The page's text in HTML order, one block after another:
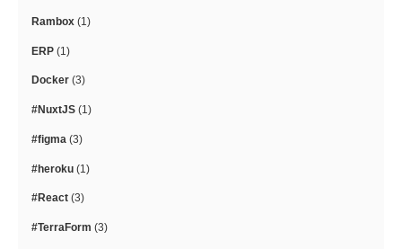
Rambox (1)
ERP (1)
Docker (3)
#NuxtJS (1)
#figma (3)
#heroku (1)
#React (3)
#TerraForm (3)